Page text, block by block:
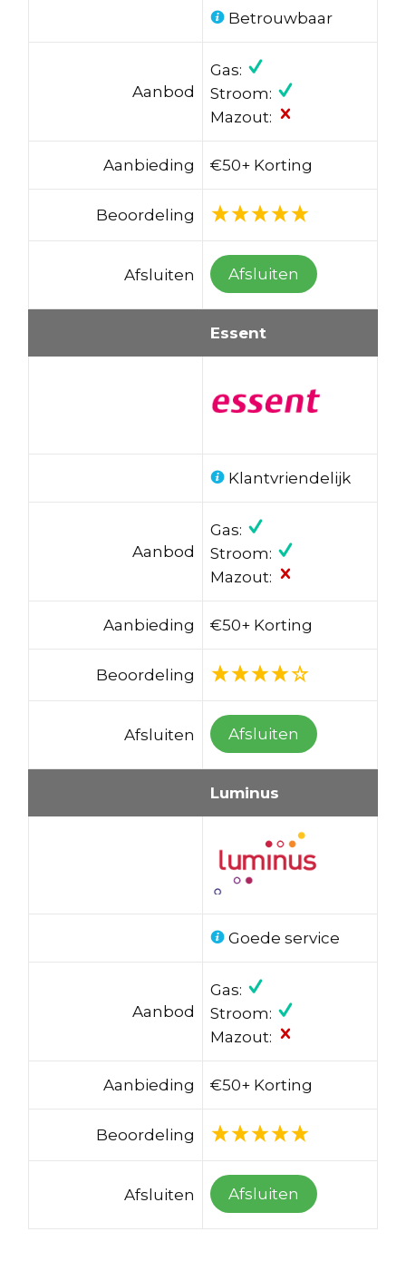
Betrouwbaar
Aanbod
Gas:
Stroom:
Mazout:
Aanbieding €50+ Korting
Beoordeling
Afsluiten Afsluiten
Essent
Klantvriendelijk
Aanbod
Gas:
Stroom:
Mazout:
Aanbieding €50+ Korting
Beoordeling
Afsluiten Afsluiten
Luminus
Goede service
Aanbod
Gas:
Stroom:
Mazout:
Aanbieding €50+ Korting
Beoordeling
Afsluiten Afsluiten